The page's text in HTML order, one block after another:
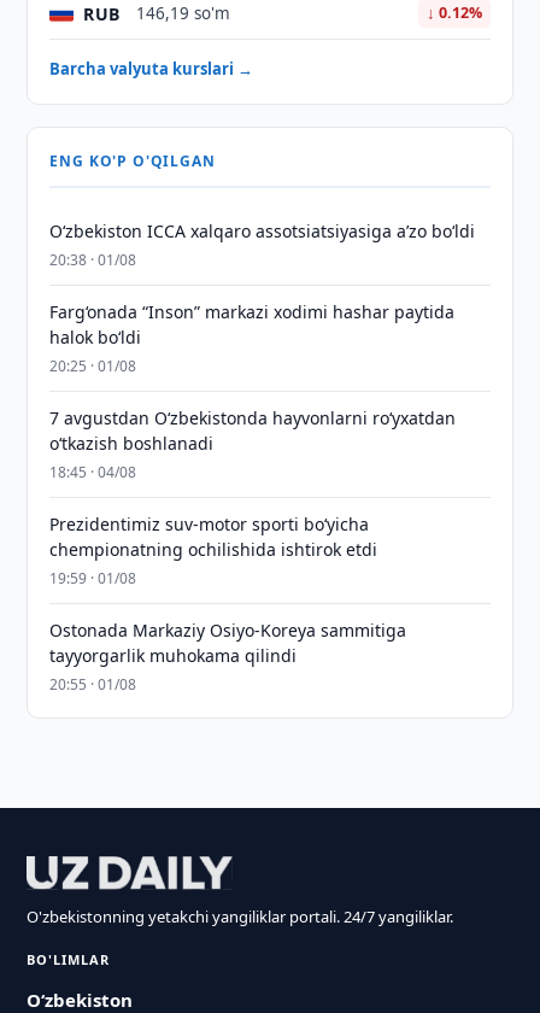
RUB 146,19 so'm ↓ 0.12%
Barcha valyuta kurslari →
ENG KO'P O'QILGAN
O‘zbekiston ICCA xalqaro assotsiatsiyasiga aʼzo bo‘ldi
20:38 · 01/08
Farg‘onada “Inson” markazi xodimi hashar paytida
halok bo‘ldi
20:25 · 01/08
7 avgustdan O‘zbekistonda hayvonlarni ro‘yxatdan
o‘tkazish boshlanadi
18:45 · 04/08
Prezidentimiz suv-motor sporti bo‘yicha
chempionatning ochilishida ishtirok etdi
19:59 · 01/08
Ostonada Markaziy Osiyo-Koreya sammitiga
tayyorgarlik muhokama qilindi
20:55 · 01/08
O'zbekistonning yetakchi yangiliklar portali. 24/7 yangiliklar.
BO'LIMLAR
O‘zbekiston